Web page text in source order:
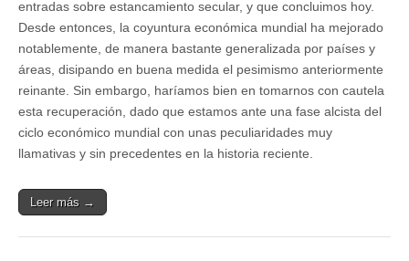
entradas sobre estancamiento secular, y que concluimos hoy.
Desde entonces, la coyuntura económica mundial ha mejorado
notablemente, de manera bastante generalizada por países y
áreas, disipando en buena medida el pesimismo anteriormente
reinante. Sin embargo, haríamos bien en tomarnos con cautela
esta recuperación, dado que estamos ante una fase alcista del
ciclo económico mundial con unas peculiaridades muy
llamativas y sin precedentes en la historia reciente.
Leer más →